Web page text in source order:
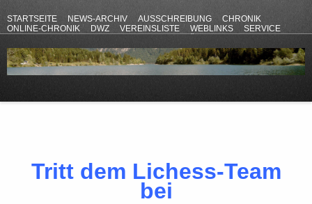
STARTSEITE NEWS-ARCHIV AUSSCHREIBUNG
CHRONIK
ONLINE-CHRONIK
DWZ VEREINSLISTE WEBLINKS
SERVICE
Tritt dem Lichess-Team
bei